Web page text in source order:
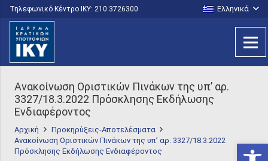
Τηλεφωνικό Κέντρο IKY: 210 3726300 Ελληνικά
Ανακοίνωση Οριστικών Πινάκων της υπ’ αρ.
3327/18.3.2022 Πρόσκλησης Εκδήλωσης
Ενδιαφέροντος
Αρχική
Προκηρύξεις-Αποτελέσματα
Ανακοίνωση Οριστικών Πινάκων της υπ’ αρ. 3327/18.3.2022
Πρόσκλησης Εκδήλωσης Ενδιαφέροντος